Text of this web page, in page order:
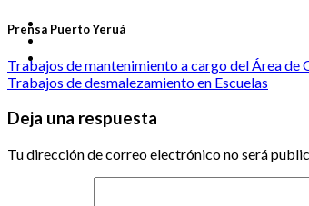
Prensa Puerto Yeruá
Trabajos de mantenimiento a cargo del Área de
Trabajos de desmalezamiento en Escuelas
Deja una respuesta
Tu dirección de correo electrónico no será